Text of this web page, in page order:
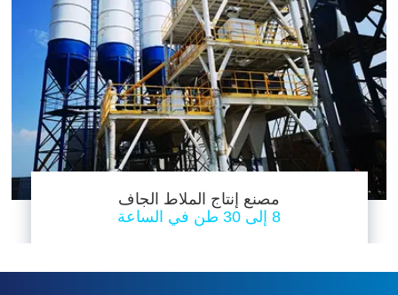
مصنع إنتاج الملاط الجاف
8 إلى 30 طن في الساعة